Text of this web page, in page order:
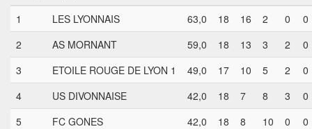
1
LES LYONNAIS 63,0 18 16 2 0
0
2
AS MORNANT 59,0 18 13 3 2
0
3
ETOILE ROUGE DE LYON 1 49,0 17 10 5 2
0
4
US DIVONNAISE 42,0 18 7 8 3
0
5
FC GONES 42,0 18 8 10 0
0